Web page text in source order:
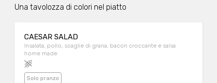
Una tavolozza di colori nel piatto
CAESAR SALAD
Insalata, pollo, scaglie di grana, bacon croccante e salsa
home made
Solo pranzo